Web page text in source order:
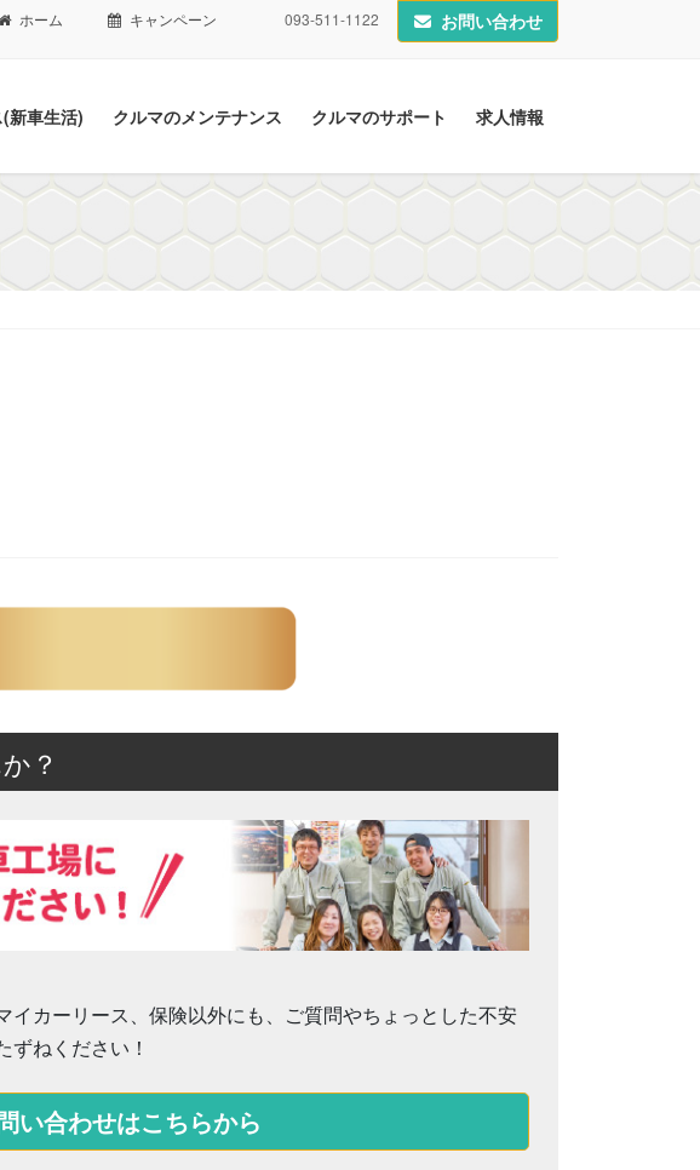
ホーム キャンペーン 093-511-1122 お問い合わせ
新車生活) クルマのメンテナンス クルマのサポート 求人情報
？
イカーリース、保険以外にも、ご質問やちょっとした不安
ずねください！
い合わせはこちらから